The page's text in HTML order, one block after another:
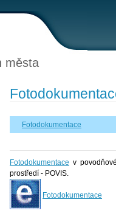
města
Fotodokumentace
Fotodokumentace v
prostředí - POVIS.
Fotodokumentace